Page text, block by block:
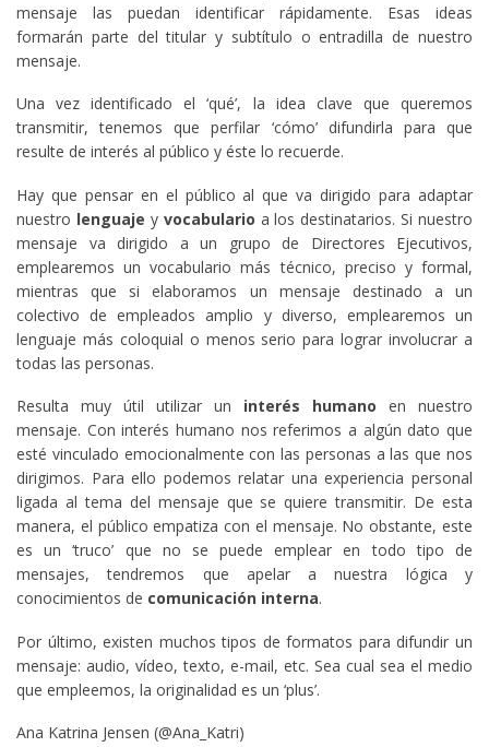
mensaje las puedan identificar rápidamente. Esas ideas
formarán parte del titular y subtítulo o entradilla de nuestro
mensaje.
Una vez identificado el ‘qué’, la idea clave que queremos
transmitir, tenemos que perfilar ‘cómo’ difundirla para que
resulte de interés al público y éste lo recuerde.
Hay que pensar en el público al que va dirigido para adaptar
nuestro lenguaje y vocabulario a los destinatarios. Si nuestro
mensaje va dirigido a un grupo de Directores Ejecutivos,
emplearemos un vocabulario más técnico, preciso y formal,
mientras que si elaboramos un mensaje destinado a un
colectivo de empleados amplio y diverso, emplearemos un
lenguaje más coloquial o menos serio para lograr involucrar a
todas las personas.
Resulta muy útil utilizar un interés humano en nuestro
mensaje. Con interés humano nos referimos a algún dato que
esté vinculado emocionalmente con las personas a las que nos
dirigimos. Para ello podemos relatar una experiencia personal
ligada al tema del mensaje que se quiere transmitir. De esta
manera, el público empatiza con el mensaje. No obstante, este
es un ‘truco’ que no se puede emplear en todo tipo de
mensajes, tendremos que apelar a nuestra lógica y
conocimientos de comunicación interna.
Por último, existen muchos tipos de formatos para difundir un
mensaje: audio, vídeo, texto, e-mail, etc. Sea cual sea el medio
que empleemos, la originalidad es un ‘plus’.
Ana Katrina Jensen (@Ana_Katri)